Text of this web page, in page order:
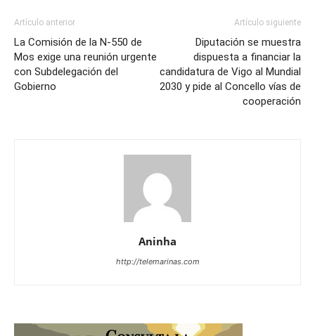
Artículo anterior
La Comisión de la N-550 de
Mos exige una reunión urgente
con Subdelegación del
Gobierno
Artículo siguiente
Diputación se muestra
dispuesta a financiar la
candidatura de Vigo al Mundial
2030 y pide al Concello vías de
cooperación
Aninha
http://telemarinas.com